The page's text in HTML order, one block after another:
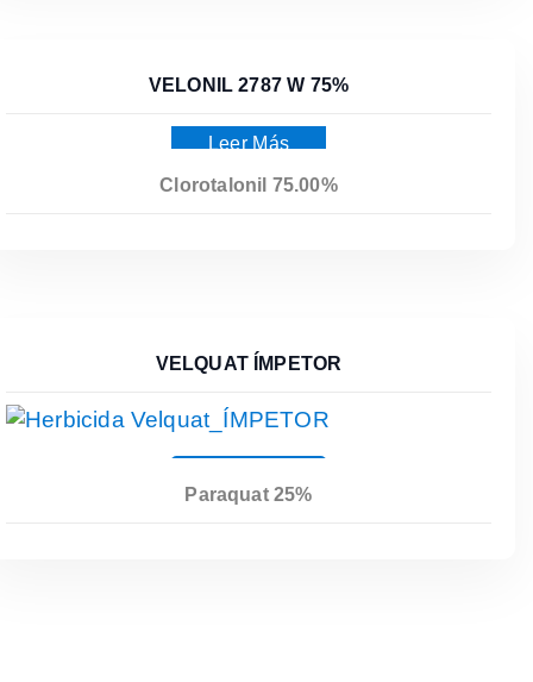
VELONIL 2787 W 75%
Leer Más
Clorotalonil 75.00%
VELQUAT ÍMPETOR
Leer Más
Paraquat 25%